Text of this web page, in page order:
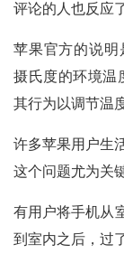
评论的人也反应
苹果官方的说明
摄氏度的环境温
其行为以调节温
许多苹果用户生
这个问题尤为关
有用户将手机从
到室内之后，过